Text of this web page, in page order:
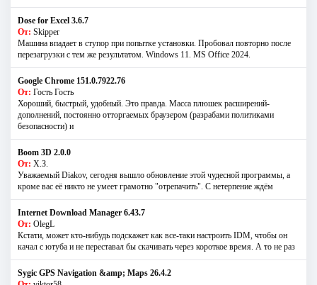
Dose for Excel 3.6.7
От: Skipper
Машина впадает в ступор при попытке установки. Пробовал повторно после
перезагрузки с тем же результатом. Windows 11. MS Offiсe 2024.
Google Chrome 151.0.7922.76
От: Гость Гость
Хороший, быстрый, удобный. Это правда. Масса плюшек расширений-
дополнений, постоянно отторгаемых браузером (разрабами политиками
безопасности) и
Boom 3D 2.0.0
От: Х.З.
Уважаемый Diakov, сегодня вышло обновление этой чудесной программы, а
кроме вас её никто не умеет грамотно "отрепачить". С нетерпение ждём
Internet Download Manager 6.43.7
От: OlegL
Кстати, может кто-нибудь подскажет как все-таки настроить IDM, чтобы он
качал с ютуба и не переставал бы скачивать через короткое время. А то не раз
Sygic GPS Navigation &amp; Maps 26.4.2